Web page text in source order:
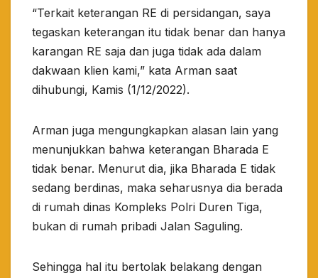
“Terkait keterangan RE di persidangan, saya
tegaskan keterangan itu tidak benar dan hanya
karangan RE saja dan juga tidak ada dalam
dakwaan klien kami,” kata Arman saat
dihubungi, Kamis (1/12/2022).
Arman juga mengungkapkan alasan lain yang
menunjukkan bahwa keterangan Bharada E
tidak benar. Menurut dia, jika Bharada E tidak
sedang berdinas, maka seharusnya dia berada
di rumah dinas Kompleks Polri Duren Tiga,
bukan di rumah pribadi Jalan Saguling.
Sehingga hal itu bertolak belakang dengan